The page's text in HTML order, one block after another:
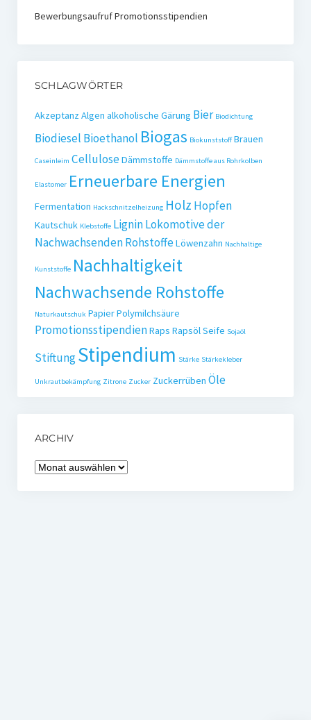
Bewerbungsaufruf Promotionsstipendien
SCHLAGWÖRTER
Akzeptanz Algen alkoholische Gärung Bier Biodichtung
Biodiesel Bioethanol Biogas Biokunststoff Brauen
Caseinleim CelluloseDämmstoffe Dämmstoffe aus Rohrkolben
Elastomer Erneuerbare Energien
Fermentation Hackschnitzelheizung Holz Hopfen
Kautschuk Klebstoffe LigninLokomotive der
Nachwachsenden RohstoffeLöwenzahn Nachhaltige
Kunststoffe Nachhaltigkeit
Nachwachsende Rohstoffe
Naturkautschuk PapierPolymilchsäure
PromotionsstipendienRaps RapsölSeife Sojaöl
StiftungStipendium Stärke Stärkekleber
Unkrautbekämpfung Zitrone Zucker Zuckerrüben Öle
ARCHIV
Archiv